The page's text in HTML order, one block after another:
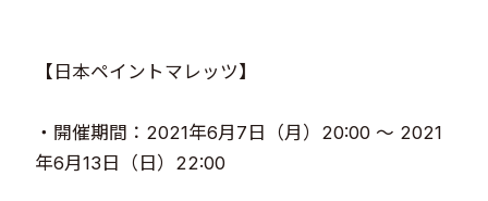
【日本ペイントマレッツ】​
・開催期間：2021年6月7日（月）20:00 ～ 2021
年6月13日（日）22:00​